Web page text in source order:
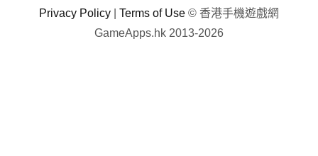
Privacy Policy
Terms of Use © 香港手機遊戲網
GameApps.hk 2013-2026